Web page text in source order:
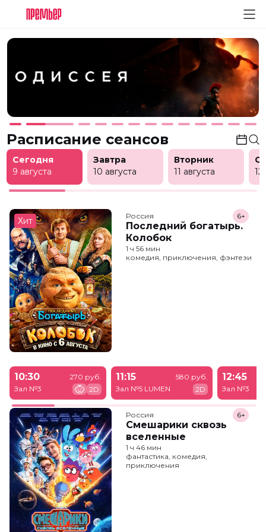
Расписание сеансов
Сегодня
9 августа
Завтра
10 августа
Вторник
11 августа
12
Хит Россия
Последний богатырь.
Колобок
6+
1 ч 56 мин
комедия, приключения, фэнтези
10:30
Зал №3
270 руб.
2D
11:15
Зал №5 LUMEN
580 руб.
2D
12:45
Зал №3
Россия
Смешарики сквозь
вселенные
6+
1 ч 46 мин
фантастика, комедия,
приключения